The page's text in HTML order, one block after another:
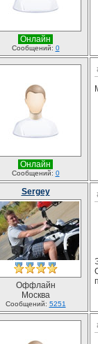
Онлайн
Сообщений: 0
Онлайн
Сообщений: 0
Sergey
Оффлайн
Москва
Сообщений: 5251